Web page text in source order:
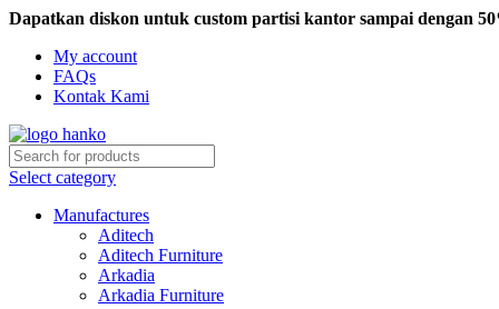
Dapatkan diskon untuk custom partisi kantor sampai dengan
My account
FAQs
Kontak Kami
Select category
Manufactures
Aditech
Aditech Furniture
Arkadia
Arkadia Furniture